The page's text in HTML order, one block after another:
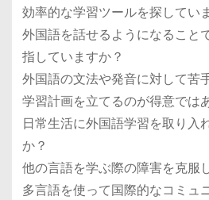
効率的な学習ツールを探してい
外国語を話せるようになること
指していますか？
外国語の文法や発音に対して苦
学習計画を立てるのが得意では
日常生活に外国語学習を取り入
か？
他の言語を学ぶ際の障害を克服
多言語を使って国際的なコミュ